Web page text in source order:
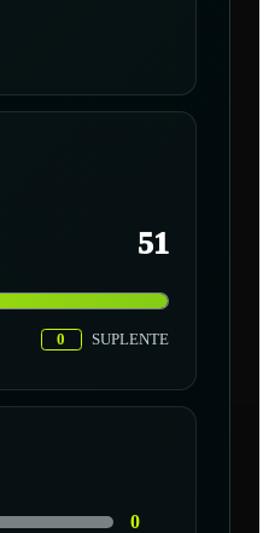
51
0 SUPLENTE
0